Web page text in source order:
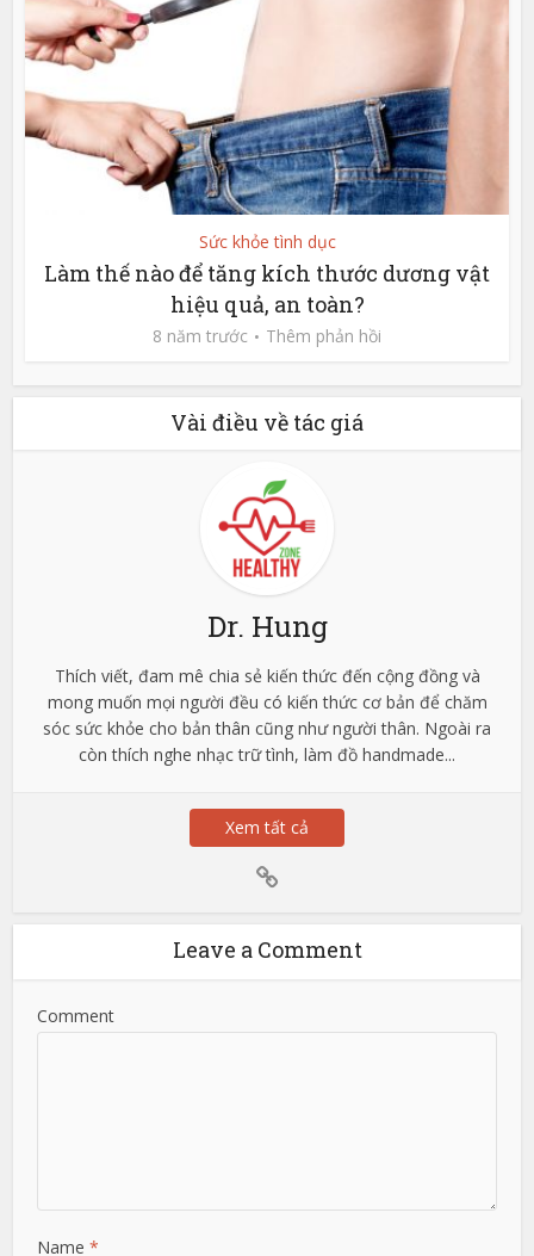
Sức khỏe tình dục
Làm thế nào để tăng kích thước dương vật
hiệu quả, an toàn?
8 năm trước Thêm phản hồi
Vài điều về tác giá
Dr. Hung
Thích viết, đam mê chia sẻ kiến thức đến cộng đồng và
mong muốn mọi người đều có kiến thức cơ bản để chăm
sóc sức khỏe cho bản thân cũng như người thân. Ngoài ra
còn thích nghe nhạc trữ tình, làm đồ handmade...
Xem tất cả
Leave a Comment
Comment
Name*